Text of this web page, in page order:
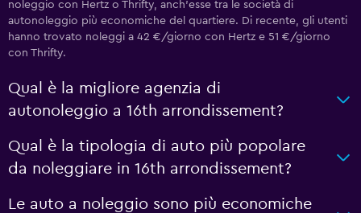
noleggio con Hertz o Thrifty, anch'esse tra le società di
autonoleggio più economiche del quartiere. Di recente, gli utenti
hanno trovato noleggi a 42 €/giorno con Hertz e 51 €/giorno
con Thrifty.
Qual è la migliore agenzia di
autonoleggio a 16th arrondissement?
Qual è la tipologia di auto più popolare
da noleggiare in 16th arrondissement?
Le auto a noleggio sono più economiche